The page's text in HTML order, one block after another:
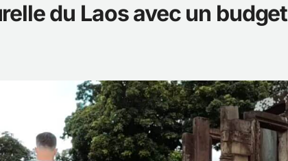
du Laos avec un budget